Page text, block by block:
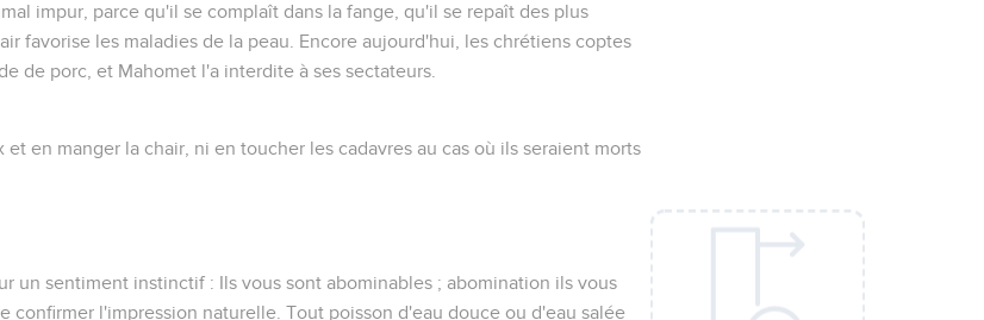
impur, parce qu'il se complaît dans la fange, qu'il se repaît des plus
favorise les maladies de la peau. Encore aujourd'hui, les chrétiens coptes
de porc, et Mahomet l'a interdite à ses sectateurs.
en manger la chair, ni en toucher les cadavres au cas où ils seraient morts
un sentiment instinctif : Ils vous sont abominables ; abomination ils vous
confirmer l'impression naturelle. Tout poisson d'eau douce ou d'eau salée